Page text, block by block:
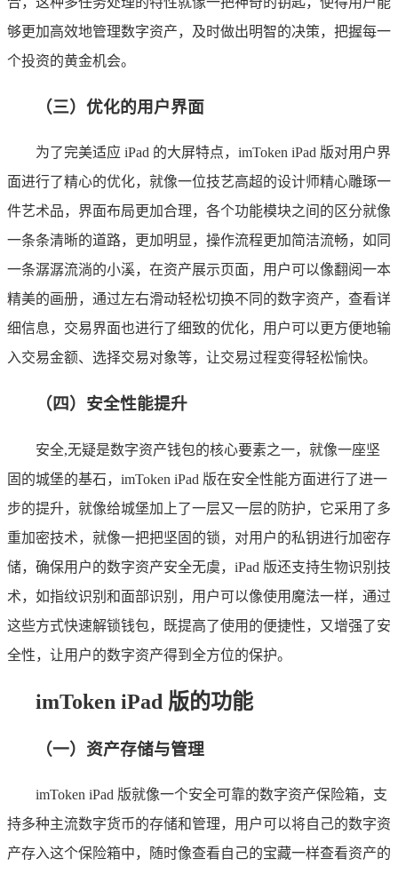
够更加高效地管理数字资产，及时做出明智的决策，把握每一
个投资的黄金机会。
（三）优化的用户界面
为了完美适应 iPad 的大屏特点，imToken iPad 版对用户界
面进行了精心的优化，就像一位技艺高超的设计师精心雕琢一
件艺术品，界面布局更加合理，各个功能模块之间的区分就像
一条条清晰的道路，更加明显，操作流程更加简洁流畅，如同
一条潺潺流淌的小溪，在资产展示页面，用户可以像翻阅一本
精美的画册，通过左右滑动轻松切换不同的数字资产，查看详
细信息，交易界面也进行了细致的优化，用户可以更方便地输
入交易金额、选择交易对象等，让交易过程变得轻松愉快。
（四）安全性能提升
安全,无疑是数字资产钱包的核心要素之一，就像一座坚
固的城堡的基石，imToken iPad 版在安全性能方面进行了进一
步的提升，就像给城堡加上了一层又一层的防护，它采用了多
重加密技术，就像一把把坚固的锁，对用户的私钥进行加密存
储，确保用户的数字资产安全无虞，iPad 版还支持生物识别技
术，如指纹识别和面部识别，用户可以像使用魔法一样，通过
这些方式快速解锁钱包，既提高了使用的便捷性，又增强了安
全性，让用户的数字资产得到全方位的保护。
imToken iPad 版的功能
（一）资产存储与管理
imToken iPad 版就像一个安全可靠的数字资产保险箱，支
持多种主流数字货币的存储和管理，用户可以将自己的数字资
产存入这个保险箱中，随时像查看自己的宝藏一样查看资产的